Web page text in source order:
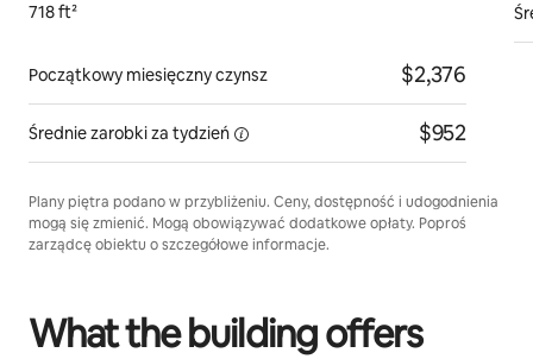
718 ft²
Początkowy miesięczny czynsz $2,376
Średnie zarobki za tydzień $952
Plany piętra podano w przybliżeniu. Ceny, dostępność i udogodnienia
mogą się zmienić. Mogą obowiązywać dodatkowe opłaty. Poproś
zarządcę obiektu o szczegółowe informacje.
What the building offers